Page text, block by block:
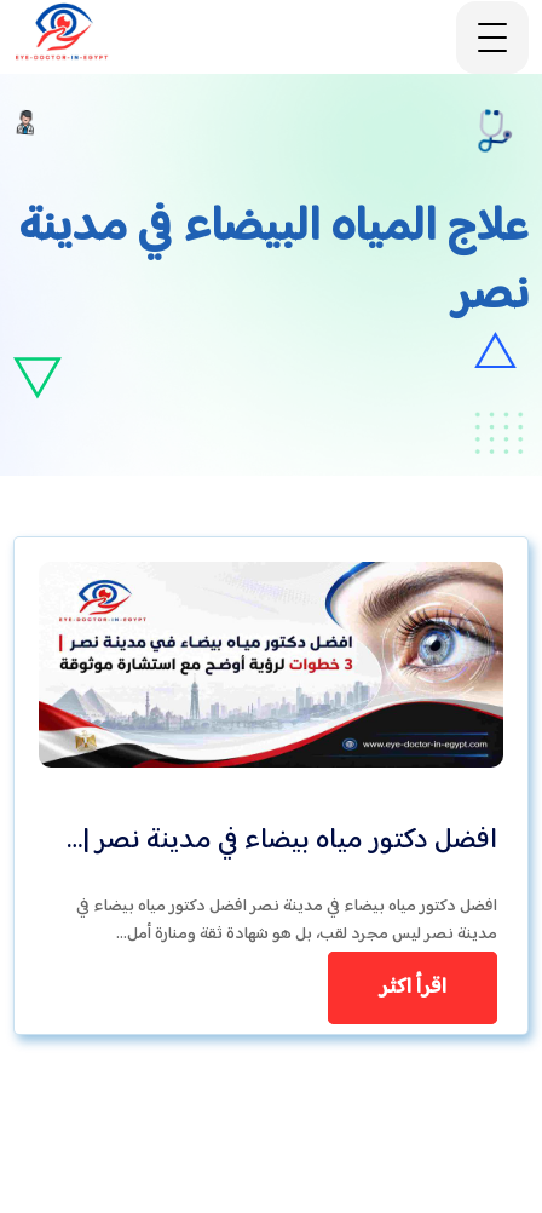
علاج المياه البيضاء في مدينة
نصر
افضل دكتور مياه بيضاء في مدينة نصر |…
افضل دكتور مياه بيضاء في مدينة نصر افضل دكتور مياه بيضاء في
مدينة نصر ليس مجرد لقب، بل هو شهادة ثقة ومنارة أمل…
اقرأ اكثر